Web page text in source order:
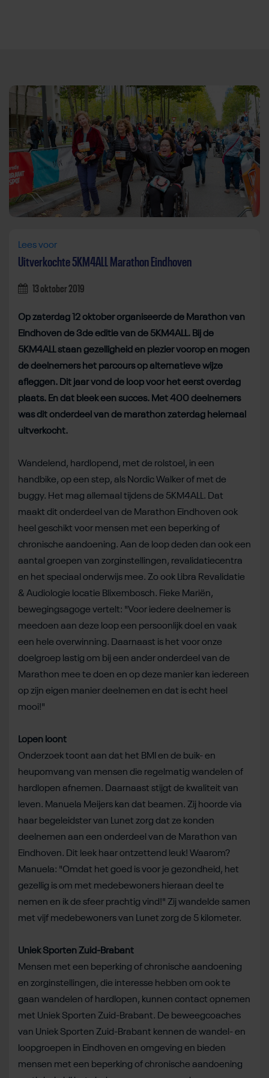
Direct door naar content
Lees voor
Uitverkochte 5KM4ALL Marathon Eindhoven
13 oktober 2019
Op zaterdag 12 oktober organiseerde de Marathon van
Eindhoven de 3de editie van de 5KM4ALL. Bij de
5KM4ALL staan gezelligheid en plezier voorop en mogen
de deelnemers het parcours op alternatieve wijze
afleggen. Dit jaar vond de loop voor het eerst overdag
plaats. En dat bleek een succes. Met 400 deelnemers
was dit onderdeel van de marathon zaterdag helemaal
uitverkocht.
Wandelend, hardlopend, met de rolstoel, in een
handbike, op een step, als Nordic Walker of met de
buggy. Het mag allemaal tijdens de 5KM4ALL. Dat
maakt dit onderdeel van de Marathon Eindhoven ook
heel geschikt voor mensen met een beperking of
chronische aandoening. Aan de loop deden dan ook een
aantal groepen van zorginstellingen, revalidatiecentra
en het speciaal onderwijs mee. Zo ook Libra Revalidatie
& Audiologie locatie Blixembosch. Fieke Mariën,
bewegingsagoge vertelt: "Voor iedere deelnemer is
meedoen aan deze loop een persoonlijk doel en vaak
een hele overwinning. Daarnaast is het voor onze
doelgroep lastig om bij een ander onderdeel van de
Marathon mee te doen en op deze manier kan iedereen
op zijn eigen manier deelnemen en dat is echt heel
mooi!"
Lopen loont
Onderzoek toont aan dat het BMI en de buik- en
heupomvang van mensen die regelmatig wandelen of
hardlopen afnemen. Daarnaast stijgt de kwaliteit van
leven. Manuela Meijers kan dat beamen. Zij hoorde via
haar begeleidster van Lunet zorg dat ze konden
deelnemen aan een onderdeel van de Marathon van
Eindhoven. Dit leek haar ontzettend leuk! Waarom?
Manuela: "Omdat het goed is voor je gezondheid, het
gezellig is om met medebewoners hieraan deel te
nemen en ik de sfeer prachtig vind!" Zij wandelde samen
met vijf medebewoners van Lunet zorg de 5 kilometer.
Uniek Sporten Zuid-Brabant
Mensen met een beperking of chronische aandoening
en zorginstellingen, die interesse hebben om ook te
gaan wandelen of hardlopen, kunnen contact opnemen
met Uniek Sporten Zuid-Brabant. De beweegcoaches
van Uniek Sporten Zuid-Brabant kennen de wandel- en
loopgroepen in Eindhoven en omgeving en bieden
mensen met een beperking of chronische aandoening